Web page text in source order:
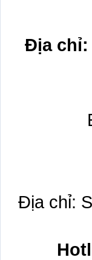
Địa chỉ:
Địa chỉ: